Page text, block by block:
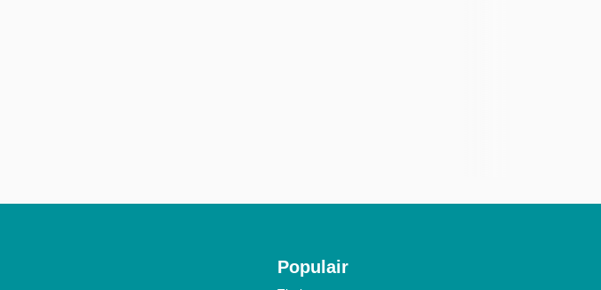
Populair